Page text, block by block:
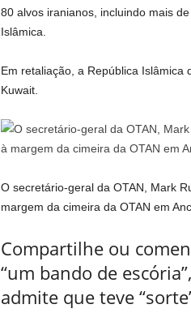
80 alvos iranianos, incluindo mais
Islâmica.
Em retaliação, a República Islâmica
Kuwait.
O secretário-geral da OTAN, Mark
margem da cimeira da OTAN em
Compartilhe ou
“um bando de
admite que teve